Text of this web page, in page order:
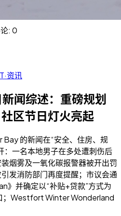
: 0
·资讯
闻综述：重磅规划
区节日灯火亮起
的新闻在“安全、住房、规
：一名本地男子在多处遭刺伤后
烟雾及一氧化碳报警器被开出罚
发消防部门再度提醒；市议会通
》并确定以“补贴+贷款”方式为
；Westfort Winter Wonderland